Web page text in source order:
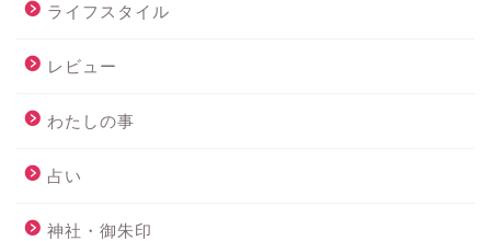
ライフスタイル
レビュー
わたしの事
占い
神社・御朱印